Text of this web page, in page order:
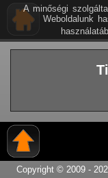
Copyright © 2009 -
A minőségi
Weboldalunk